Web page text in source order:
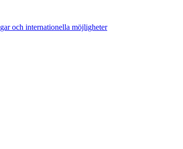
och internationella möjligheter